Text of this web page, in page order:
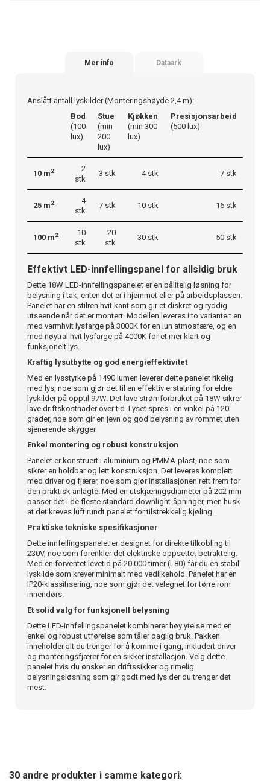
Mer info Dataark
Anslått antall lyskilder (Monteringshøyde 2,4 m):
Bod
(100
lux)
Stue
(min
200
lux)
Kjøkken
(min 300
lux)
Presisjonsarbeid
(500 lux)
10 m2
2
stk
3 stk 4 stk 7 stk
25 m2
4
stk
7 stk 10 stk 16 stk
100 m2
10
stk
20
stk
30 stk 50 stk
Effektivt LED-innfellingspanel for allsidig bruk
Dette 18W LED-innfellingspanelet er en pålitelig løsning for
belysning i tak, enten det er i hjemmet eller på arbeidsplassen.
Panelet har en stilren hvit kant som gir et diskret og ryddig
utseende når det er montert. Modellen leveres i to varianter: en
med varmhvit lysfarge på 3000K for en lun atmosfære, og en
med nøytral hvit lysfarge på 4000K for et mer klart og
funksjonelt lys.
Kraftig lysutbytte og god energieffektivitet
Med en lysstyrke på 1490 lumen leverer dette panelet rikelig
med lys, noe som gjør det til en effektiv erstatning for eldre
lyskilder på opptil 97W. Det lave strømforbruket på 18W sikrer
lave driftskostnader over tid. Lyset spres i en vinkel på 120
grader, noe som gir en jevn og god belysning av rommet uten
sjenerende skygger.
Enkel montering og robust konstruksjon
Panelet er konstruert i aluminium og PMMA-plast, noe som
sikrer en holdbar og lett konstruksjon. Det leveres komplett
med driver og fjærer, noe som gjør installasjonen rett frem for
den praktisk anlagte. Med en utskjæringsdiameter på 202 mm
passer det i de fleste standard downlight-åpninger, men husk
at det kreves luft rundt panelet for tilstrekkelig kjøling.
Praktiske tekniske spesifikasjoner
Dette innfellingspanelet er designet for direkte tilkobling til
230V, noe som forenkler det elektriske oppsettet betraktelig.
Med en forventet levetid på 20 000 timer (L80) får du en stabil
lyskilde som krever minimalt med vedlikehold. Panelet har en
IP20-klassifisering, noe som gjør det velegnet for tørre rom
innendørs.
Et solid valg for funksjonell belysning
Dette LED-innfellingspanelet kombinerer høy ytelse med en
enkel og robust utførelse som tåler daglig bruk. Pakken
inneholder alt du trenger for å komme i gang, inkludert driver
og monteringsfjærer for en sikker installasjon. Velg dette
panelet hvis du ønsker en driftssikker og rimelig
belysningsløsning som gir godt med lys der du trenger det
mest.
30 andre produkter i samme kategori: